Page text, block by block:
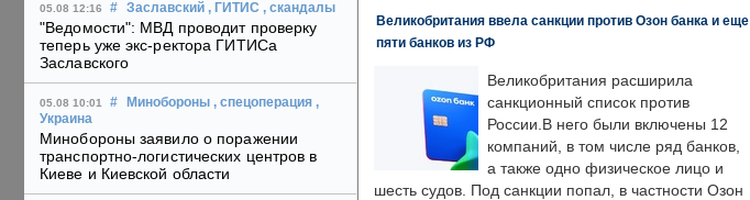
05.08 12:16 # Заславский , ГИТИС , скандалы
"Ведомости": МВД проводит проверку
теперь уже экс-ректора ГИТИСа
Заславского
05.08 10:01 # Минобороны , спецоперация ,
Украина
Минобороны заявило о поражении
транспортно-логистических центров в
Киеве и Киевской области
Великобритания ввела санкции против Озон банка и еще
пяти банков из РФ
Великобритания расширила
санкционный список против
России.В него были включены 12
компаний, в том числе ряд банков,
а также одно физическое лицо и
шесть судов. Под санкции попал, в частности Озон